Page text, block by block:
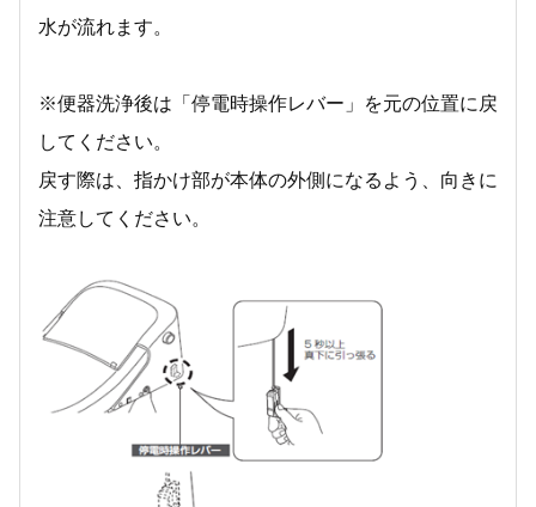
水が流れます。
※便器洗浄後は「停電時操作レバー」を元の位置に戻
してください。
戻す際は、指かけ部が本体の外側になるよう、向きに
注意してください。